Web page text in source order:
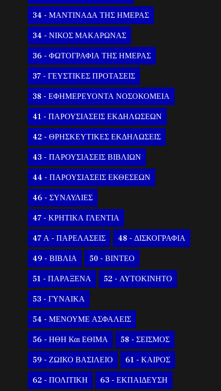
34 - ΜΑΝΤΙΝΑΔΑ ΤΗΣ ΗΜΕΡΑΣ
34 - ΝΙΚΟΣ ΜΑΚΑΡΩΝΑΣ
36 - ΦΩΤΟΓΡΑΦΙΑ ΤΗΣ ΗΜΕΡΑΣ
37 - ΓΕΥΣΤΙΚΕΣ ΠΡΟΤΑΣΕΙΣ
38 - ΕΦΗΜΕΡΕΥΟΝΤΑ ΝΟΣΟΚΟΜΕΙΑ
41 - ΠΑΡΟΥΣΙΑΣΕΙΣ ΕΚΔΗΛΩΣΕΩΝ
42 - ΘΡΗΣΚΕΥΤΙΚΕΣ ΕΚΔΗΛΩΣΕΙΣ
43 - ΠΑΡΟΥΣΙΑΣΕΙΣ ΒΙΒΛΙΩΝ
44 - ΠΑΡΟΥΣΙΑΣΕΙΣ ΕΚΘΕΣΕΩΝ
46 - ΣΥΝΑΥΛΙΕΣ
47 - ΚΡΗΤΙΚΑ ΓΛΕΝΤΙΑ
47 Α - ΠΑΡΕΛΑΣΕΙΣ 48 - ΔΙΣΚΟΓΡΑΦΙΑ
49 - ΒΙΒΛΙΑ 50 - ΒΙΝΤΕΟ
51 - ΠΑΡΑΞΕΝΑ 52 - ΑΥΤΟΚΙΝΗΤΟ
53 - ΓΥΝΑΙΚΑ
54 - ΜΕΝΟΥΜΕ ΑΣΦΑΛΕΙΣ
56 - ΗΘΗ Και ΕΘΙΜΑ 58 - ΣΕΙΣΜΟΣ
59 - ΖΩΙΚΟ ΒΑΣΙΛΕΙΟ 61 - ΚΑΙΡΟΣ
62 - ΠΟΛΙΤΙΚΗ 63 - ΕΚΠΑΙΔΕΥΣΗ